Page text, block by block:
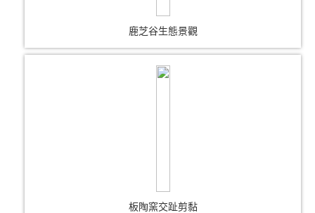
鹿芝谷生態景觀
板陶窯交趾剪黏